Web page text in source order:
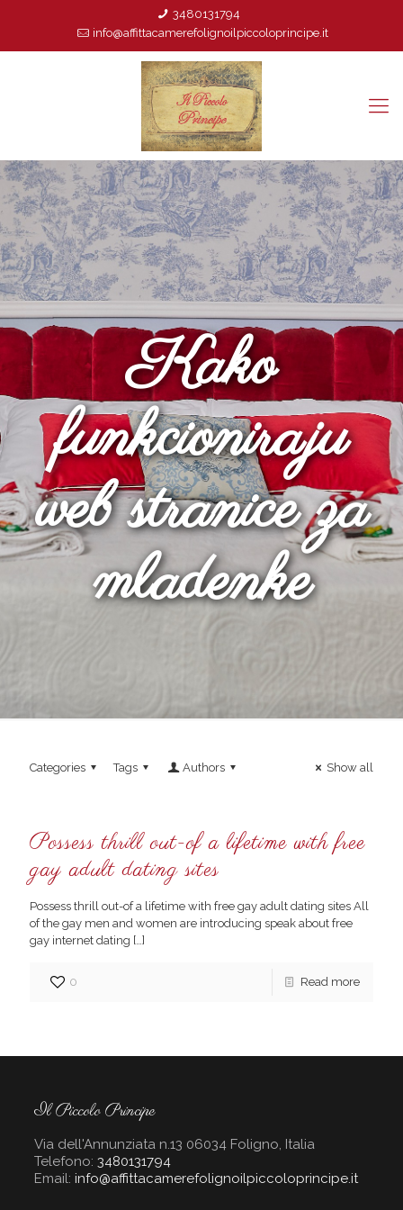
3480131794
info@affittacamerefolignoilpiccoloprincipe.it
Kako
funkcioniraju
web stranice za
mladenke
Categories Tags Authors Show all
Possess thrill out-of a lifetime with free
gay adult dating sites
Possess thrill out-of a lifetime with free gay adult dating sites All
of the gay men and women are introducing speak about free
gay internet dating […]
0 Read more
Il Piccolo Principe
Via dell'Annunziata n.13 06034 Foligno, Italia
Telefono: 3480131794
Email: info@affittacamerefolignoilpiccoloprincipe.it